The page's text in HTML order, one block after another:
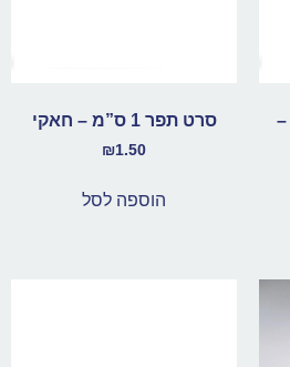
–
סרט תפר 1 ס”מ – חאקי
₪1.50
הוספה לסל